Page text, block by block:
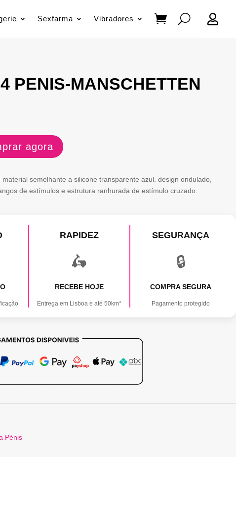
Sexfarma Vibradores 
PENIS-MANSCHETTEN
agora
semelhante a silicone transparente azul. design ondulado,
de estímulos e estrutura ranhurada de estímulo cruzado.
RAPIDEZ
🛵
RECEBE HOJE
Entrega em Lisboa e até 50km*
SEGURANÇA
🔒
COMPRA SEGURA
Pagamento protegido
Pénis